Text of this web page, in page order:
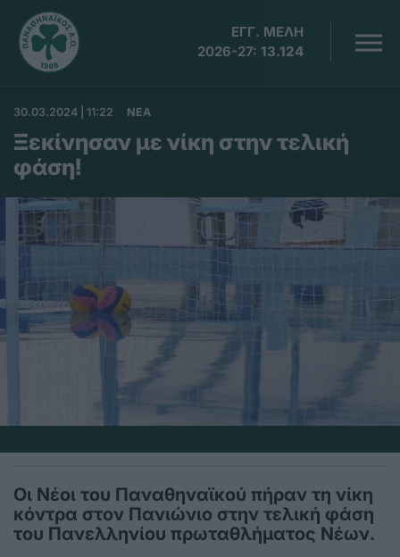
ΕΓΓ. ΜΕΛΗ
2026-27: 13.124
30.03.2024 | 11:22 ΝΕΑ
Ξεκίνησαν με νίκη στην τελική
φάση!
Οι Νέοι του Παναθηναϊκού πήραν τη νίκη
κόντρα στον Πανιώνιο στην τελική φάση
του Πανελληνίου πρωταθλήματος Νέων.